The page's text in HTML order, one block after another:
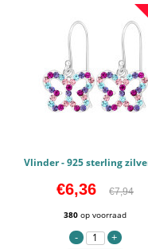
€6,36 €7,94
380 op voorraad